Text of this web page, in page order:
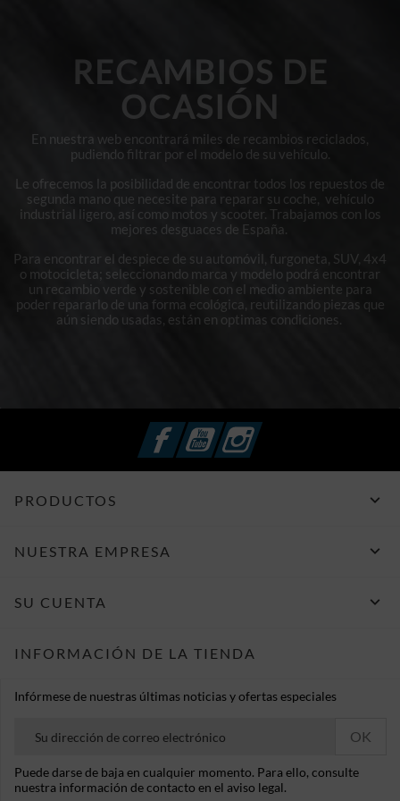
RECAMBIOS DE
OCASIÓN
En nuestra web encontrará miles de recambios reciclados,
pudiendo filtrar por el modelo de su vehículo.
Le ofrecemos la posibilidad de encontrar todos los repuestos de
segunda mano que necesite para reparar su coche, vehículo
industrial ligero, así como motos y scooter. Trabajamos con los
mejores desguaces de España.
Para encontrar el despiece de su automóvil, furgoneta, SUV, 4x4
o motocicleta; seleccionando marca y modelo podrá encontrar
un recambio verde y sostenible con el medio ambiente para
poder repararlo de una forma ecológica, reutilizando piezas que
aún siendo usadas, están en optimas condiciones.
FacebookYouTubeInstagram
PRODUCTOS 
NUESTRA EMPRESA 
SU CUENTA 
INFORMACIÓN DE LA TIENDA
Infórmese de nuestras últimas noticias y ofertas especiales
Puede darse de baja en cualquier momento. Para ello, consulte
nuestra información de contacto en el aviso legal.